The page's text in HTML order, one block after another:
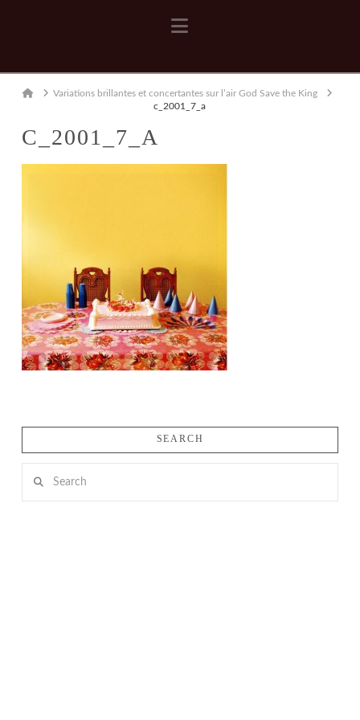
Navigation
HomeVariations brillantes et concertantes sur l’air God Save the King
c_2001_7_a
C_2001_7_A
SEARCH